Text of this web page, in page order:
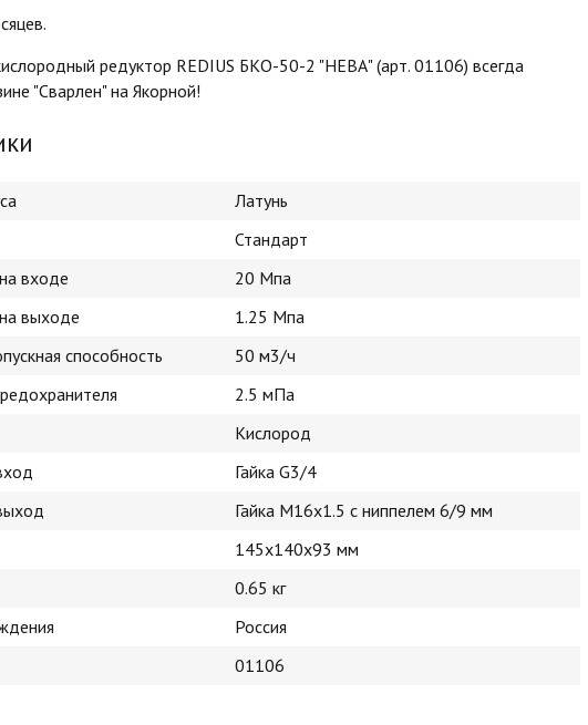
редуктор REDIUS БКО-50-2 "НЕВА" (арт. 01106) всегда
"Сварлен" на Якорной!
Латунь
Стандарт
входе
20 Мпа
выходе
1.25 Мпа
способность
50 м3/ч
2.5 мПа
Кислород
Гайка G3/4
Гайка M16x1.5 с ниппелем 6/9 мм
145х140х93 мм
0.65 кг
Россия
01106